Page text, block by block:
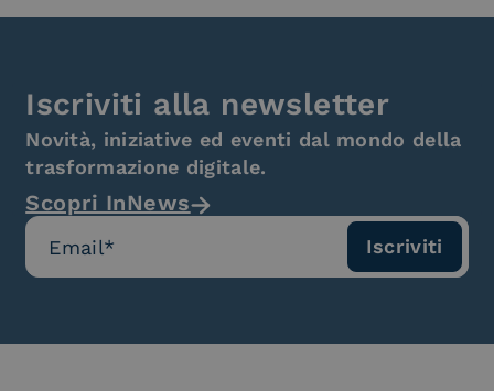
Iscriviti alla newsletter
Novità, iniziative ed eventi dal mondo della
trasformazione digitale.
Scopri InNews